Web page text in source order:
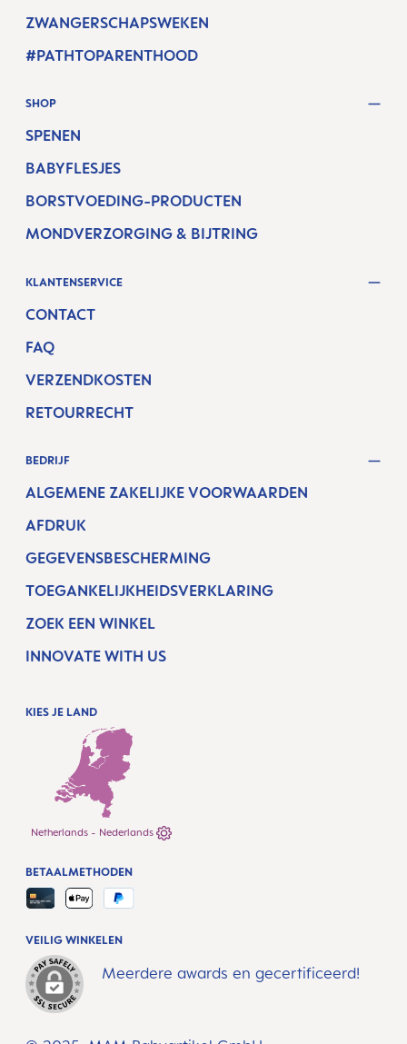
ZWANGERSCHAPSWEKEN
#PATHTOPARENTHOOD
SHOP
SPENEN
BABYFLESJES
BORSTVOEDING-PRODUCTEN
MONDVERZORGING & BIJTRING
KLANTENSERVICE
CONTACT
FAQ
VERZENDKOSTEN
RETOURRECHT
BEDRIJF
ALGEMENE ZAKELIJKE VOORWAARDEN
AFDRUK
GEGEVENSBESCHERMING
TOEGANKELIJKHEIDSVERKLARING
ZOEK EEN WINKEL
INNOVATE WITH US
KIES JE LAND
Netherlands - Nederlands
VEILIG WINKELEN
Meerdere awards en gecertificeerd!
BETAALMETHODEN